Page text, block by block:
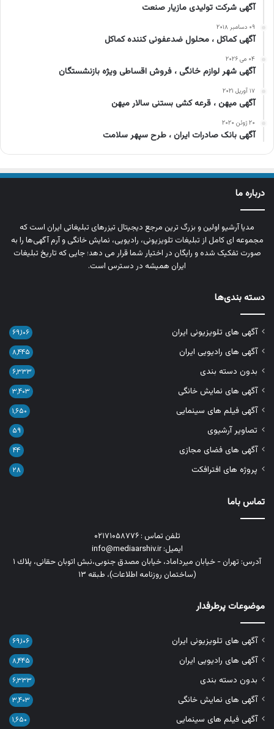
آگهی شرکت تولیدی مازیار صنعت
۰۹ دسامبر ۲۰۱۸
آگهی کماکل ، محلول ضدعفونی کننده کماکل
۰۴ می ۲۰۲۶
آگهی شهر لوازم خانگی ، فروش اقساطی ویژه بازنشستگان
۱۷ آوریل ۲۰۲۱
آگهی میهن ، قرعه کشی بستنی سالار میهن
۲۰ ژوئن ۲۰۲۰
آگهی بانک صادرات ایران ، طرح سپهر سلامت
درباره ما
مدیا آرشیو اولین و بزرگ‌ ترین مرجع دیجیتال تیزرهای تبلیغاتی ایران است که
مجموعه‌ ای کامل از تبلیغات تلویزیونی، رادیویی، نمایش خانگی و آرم‌ آگهی‌ها را به‌
صورت تفکیک‌ شده و رایگان در اختیار شما قرار می‌ دهد؛ جایی که تاریخ تبلیغات
ایران همیشه در دسترس است.
دسته بندی‌ها
آگهی های تلویزیونی ایران ۶۹,۱۰۶
آگهی های رادیویی ایران ۸,۴۴۵
بدون دسته بندی ۶,۳۳۳
آگهی های نمایش خانگی ۳,۴۰۳
آگهی فیلم های سینمایی ۱,۶۵۰
تصاویر آرشیوی ۵۹
آگهی های فضای مجازی ۴۴
پروژه های افترافکت ۲۸
تماس باما
تلفن تماس : ۰۲۱۷۱۰۵۸۷۷۶
ایمیل: info@mediaarshiv.ir
آدرس: تهران - خیابان میرداماد، خیابان مصدق جنوبی،نبش اتوبان حقانی، پلاك ١
(ساختمان روزنامه اطلاعات)، طبقه ۱۳
موضوعات پرطرفدار
آگهی های تلویزیونی ایران ۶۹,۱۰۶
آگهی های رادیویی ایران ۸,۴۴۵
بدون دسته بندی ۶,۳۳۳
آگهی های نمایش خانگی ۳,۴۰۳
آگهی فیلم های سینمایی ۱,۶۵۰